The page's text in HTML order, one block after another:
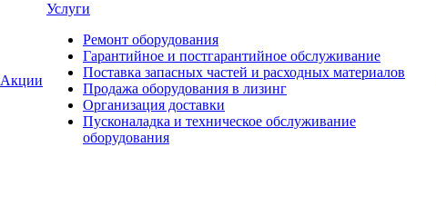
Акции
Услуги
Ремонт оборудования
Гарантийное и постгарантийное обслуживание
Поставка запасных частей и расходных материалов
Продажа оборудования в лизинг
Организация доставки
Пусконаладка и техническое обслуживание
оборудования